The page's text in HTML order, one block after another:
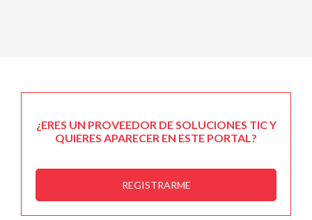
¿ERES UN PROVEEDOR DE SOLUCIONES TIC Y
QUIERES APARECER EN ESTE PORTAL?
REGISTRARME